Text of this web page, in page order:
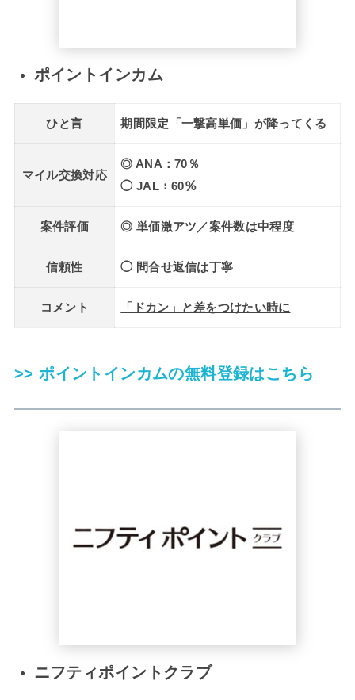
ポイントインカム
ひと言 期間限定「一撃高単価」が降ってくる
マイル交換対応
◎ ANA：70％
◯ JAL：60％
案件評価 ◎ 単価激アツ／案件数は中程度
信頼性 ◯ 問合せ返信は丁寧
コメント 「ドカン」と差をつけたい時に
>> ポイントインカムの無料登録はこちら
ニフティポイントクラブ